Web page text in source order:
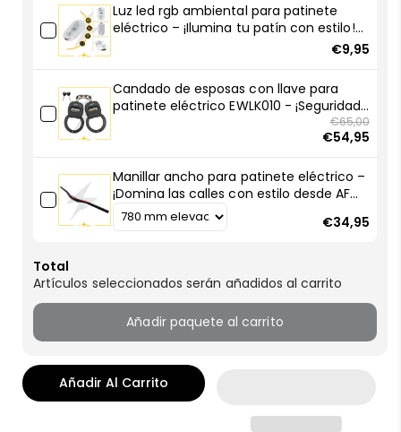
Luz led rgb ambiental para patinete
eléctrico – ¡Ilumina tu patín con estilo!
€9,95
Candado de esposas con llave para
patinete eléctrico EWLK010 - ¡Seguridad
€65,00
€54,95
Manillar ancho para patinete eléctrico –
¡Domina las calles con estilo desde AF
SCOOTERS!
€34,95
Total
Artículos seleccionados serán añadidos al carrito
Añadir paquete al carrito
Añadir Al Carrito